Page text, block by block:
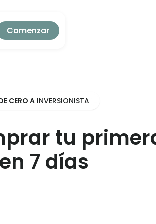
Comenzar
Comenzar
CERO A INVERSIONISTA
tu
en 7 días